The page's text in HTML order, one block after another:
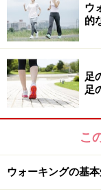
ウ
的
足
足
こ
ウォーキングの基